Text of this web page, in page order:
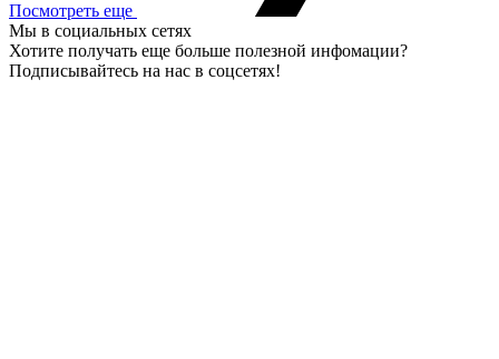
Посмотреть еще
Мы в социальных сетях
Хотите получать еще больше полезной инфомации?
Подписывайтесь на нас в соцсетях!